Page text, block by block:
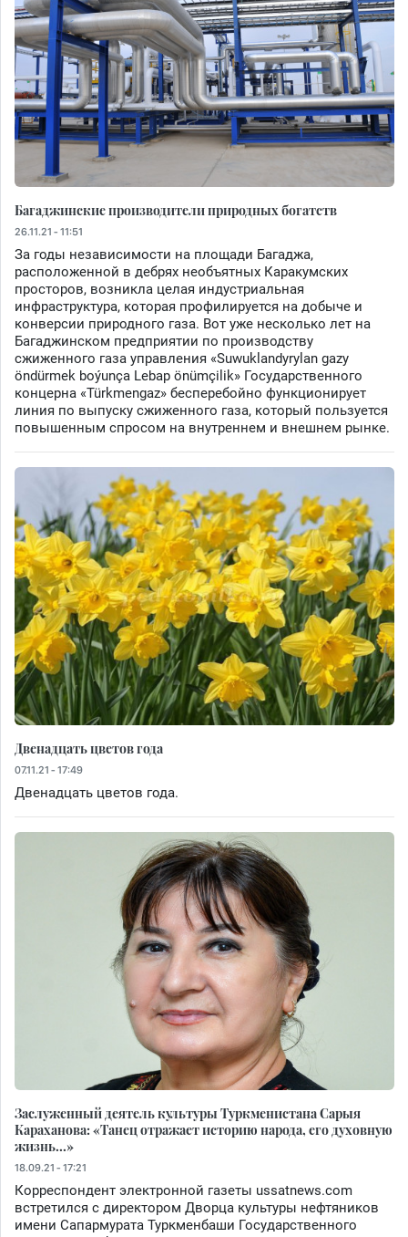
Багаджинские производители природных богатств
26.11.21 - 11:51
За годы независимости на площади Багаджа,
расположенной в дебрях необъятных Каракумских
просторов, возникла целая индустриальная
инфраструктура, которая профилируется на добыче и
конверсии природного газа. Вот уже несколько лет на
Багаджинском предприятии по производству
сжиженного газа управления «Suwuklandyrylan gazy
öndürmek boýunça Lebap önümçilik» Государственного
концерна «Türkmengaz» бесперебойно функционирует
линия по выпуску сжиженного газа, который пользуется
повышенным спросом на внутреннем и внешнем рынке.
Двенадцать цветов года
07.11.21 - 17:49
Двенадцать цветов года.
Заслуженный деятель культуры Туркменистана Сарыя
Караханова: «Танец отражает историю народа, его духовную
жизнь...»
18.09.21 - 17:21
Корреспондент электронной газеты ussatnews.com
встретился с директором Дворца культуры нефтяников
имени Сапармурата Туркменбаши Государственного